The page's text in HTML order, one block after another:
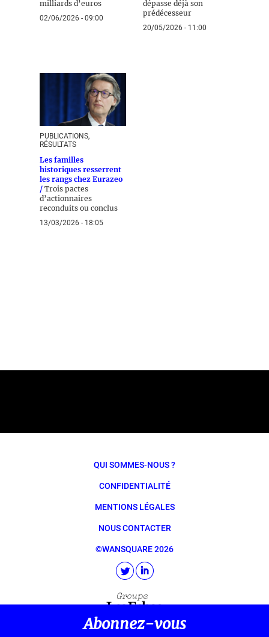
milliards d’euros
02/06/2026 - 09:00
dépasse déjà son
prédécesseur
20/05/2026 - 11:00
PUBLICATIONS,
RÉSULTATS
Les familles
historiques resserrent
les rangs chez Eurazeo
/ Trois pactes
d’actionnaires
reconduits ou conclus
13/03/2026 - 18:05
QUI SOMMES-NOUS ?
CONFIDENTIALITÉ
MENTIONS LÉGALES
NOUS CONTACTER
©WANSQUARE 2026
Abonnez-vous